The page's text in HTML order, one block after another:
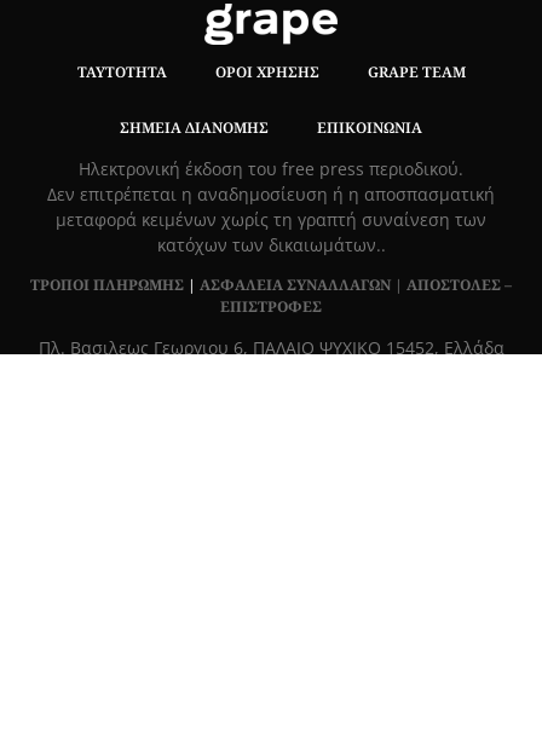
ΤΑΥΤΌΤΗΤΑ ΌΡΟΙ ΧΡΉΣΗΣ GRAPE TEAM
ΣΗΜΕΊΑ ΔΙΑΝΟΜΉΣ ΕΠΙΚΟΙΝΩΝΊΑ
Hλεκτρονική έκδοση του free press περιοδικού.
Δεν επιτρέπεται η αναδημοσίευση ή η αποσπασματική
μεταφορά κειμένων χωρίς τη γραπτή συναίνεση των
κατόχων των δικαιωμάτων..
ΤΡΟΠΟΙ ΠΛΗΡΩΜΗΣ | ΑΣΦΑΛΕΙΑ ΣΥΝΑΛΛΑΓΩΝ | ΑΠΟΣΤΟΛΕΣ –
ΕΠΙΣΤΡΟΦΕΣ
Πλ. Βασιλεως Γεωργιου 6, ΠΑΛΑΙΟ ΨΥΧΙΚΟ 15452, Ελλάδα